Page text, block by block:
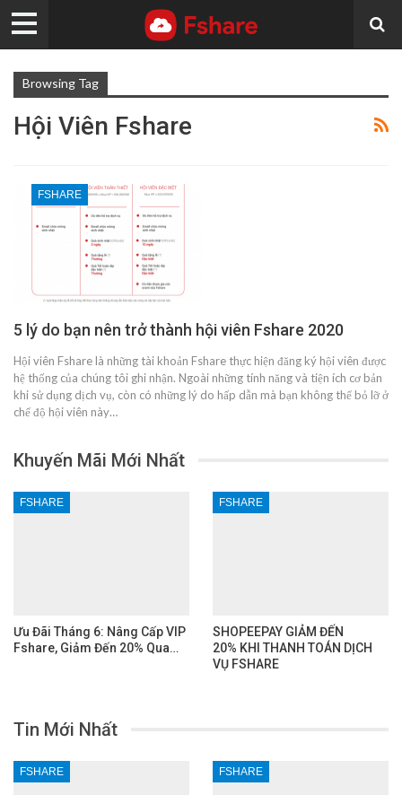
Browsing Tag
Hội Viên Fshare
FSHARE
5 lý do bạn nên trở thành hội viên Fshare 2020
Hội viên Fshare là những tài khoản Fshare thực hiện đăng ký hội viên được
hệ thống của chúng tôi ghi nhận. Ngoài những tính năng và tiện ích cơ bản
khi sử dụng dịch vụ, còn có những lý do hấp dẫn mà bạn không thể bỏ lỡ ở
chế độ hội viên này…
Khuyến Mãi Mới Nhất
FSHARE
Ưu Đãi Tháng 6: Nâng Cấp VIP
Fshare, Giảm Đến 20% Qua…
FSHARE
SHOPEEPAY GIẢM ĐẾN
20% KHI THANH TOÁN DỊCH
VỤ FSHARE
Tin Mới Nhất
FSHARE FSHARE